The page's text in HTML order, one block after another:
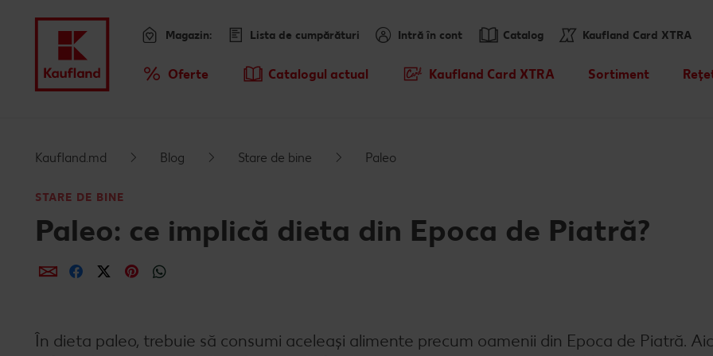
Meniu Oferte Catalogul actual Kaufland Card XTRA Sortiment
Prospețime în fiecare zi
Mărcile noastre
Catalog
Magazin: Intră în cont
Lista de cumpărături Kaufland Card XTRA
Kaufland.md Blog Stare de bine Paleo
STARE DE BINE
Paleo: ce implică dieta din Epoca de Piatră?
DistribuieDistribuieDistribuieDistribuie
În dieta paleo, trebuie să consumi aceleași alimente precum oamenii din Epoca de Piatră.